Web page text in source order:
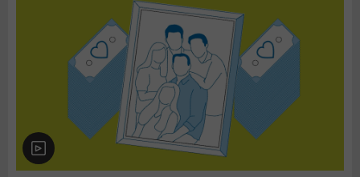
En
vidéo